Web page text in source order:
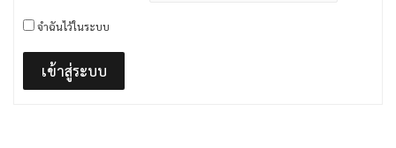
จำฉันไว้ในระบบ
เข้าสู่ระบบ